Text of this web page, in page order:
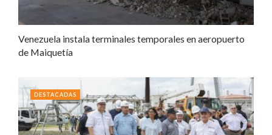
Venezuela instala terminales temporales en aeropuerto
de Maiquetía
DESTACADAS